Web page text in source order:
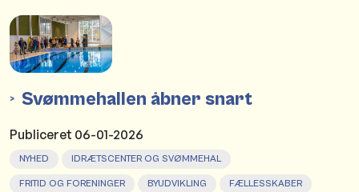
Svømmehallen åbner snart
Publiceret 06-01-2026
NYHED IDRÆTSCENTER OG SVØMMEHAL
FRITID OG FORENINGER BYUDVIKLING FÆLLESSKABER